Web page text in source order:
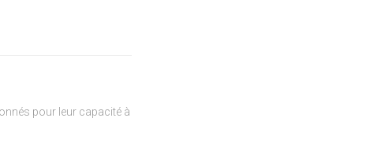
pour leur capacité à